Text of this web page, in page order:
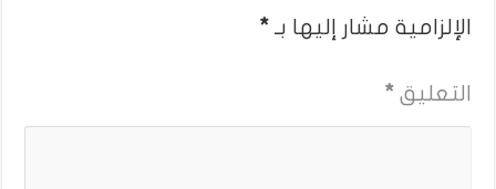
الإلزامية مشار إليها بـ*
التعليق*